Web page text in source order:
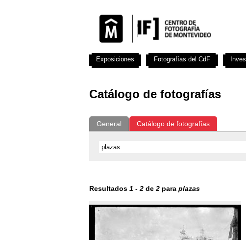
Catálogo de fotografías
General Catálogo de fotografías
Resultados 1 - 2 de 2 para plazas
Exposiciones Fotografías del CdF